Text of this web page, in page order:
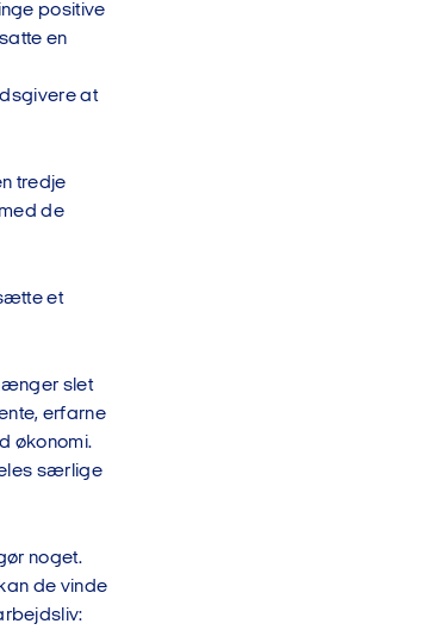
positive
en
at
tredje
de
et
slet
erfarne
økonomi.
særlige
noget.
de vinde